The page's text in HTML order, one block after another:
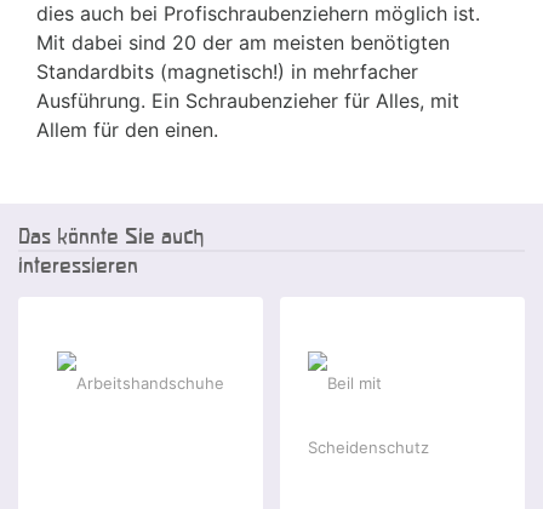
dies auch bei Profischraubenziehern möglich ist.
Mit dabei sind 20 der am meisten benötigten
Standardbits (magnetisch!) in mehrfacher
Ausführung. Ein Schraubenzieher für Alles, mit
Allem für den einen.
Das könnte Sie auch
interessieren